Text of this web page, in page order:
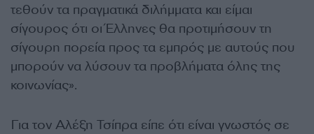
τεθούν τα πραγματικά διλήμματα και είμαι
σίγουρος ότι οι Έλληνες θα προτιμήσουν τη
σίγουρη πορεία προς τα εμπρός με αυτούς που
μπορούν να λύσουν τα προβλήματα όλης της
κοινωνίας».
Για τον Αλέξη Τσίπρα είπε ότι είναι γνωστός σε